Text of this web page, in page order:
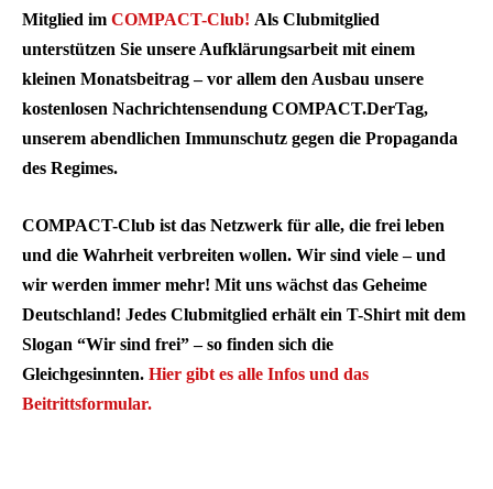
Mitglied im COMPACT-Club! Als Clubmitglied
unterstützen Sie unsere Aufklärungsarbeit mit einem
kleinen Monatsbeitrag – vor allem den Ausbau unsere
kostenlosen Nachrichtensendung COMPACT.DerTag,
unserem abendlichen Immunschutz gegen die Propaganda
des Regimes.
COMPACT-Club ist das Netzwerk für alle, die frei leben
und die Wahrheit verbreiten wollen. Wir sind viele – und
wir werden immer mehr! Mit uns wächst das Geheime
Deutschland! Jedes Clubmitglied erhält ein T-Shirt mit dem
Slogan “Wir sind frei” – so finden sich die
Gleichgesinnten. Hier gibt es alle Infos und das
Beitrittsformular.